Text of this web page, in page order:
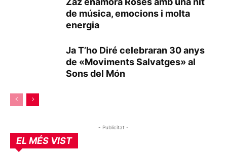
de música, emocions i molta
energia
Ja T’ho Diré celebraran 30 anys
de «Moviments Salvatges» al
Sons del Món
- Publicitat -
EL MÉS VIST